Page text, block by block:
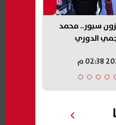
سبور.. محمد
الدوري